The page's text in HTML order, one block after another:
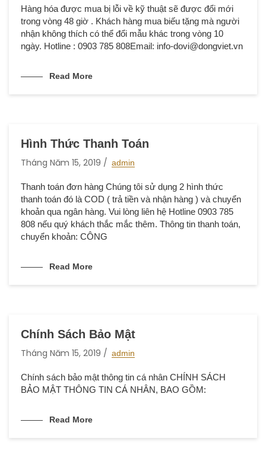
Hàng hóa được mua bị lỗi về kỹ thuật sẽ được đổi mới
trong vòng 48 giờ . Khách hàng mua biếu tặng mà người
nhận không thích có thể đổi mẫu khác trong vòng 10
ngày. Hotline : 0903 785 808Email: info-dovi@dongviet.vn
Read More
Hình Thức Thanh Toán
Tháng Năm 15, 2019 admin
Thanh toán đơn hàng Chúng tôi sử dụng 2 hình thức
thanh toán đó là COD ( trả tiền và nhận hàng ) và chuyển
khoản qua ngân hàng. Vui lòng liên hệ Hotline 0903 785
808 nếu quý khách thắc mắc thêm. Thông tin thanh toán,
chuyển khoản: CÔNG
Read More
Chính Sách Bảo Mật
Tháng Năm 15, 2019 admin
Chính sách bảo mật thông tin cá nhân CHÍNH SÁCH
BẢO MẬT THÔNG TIN CÁ NHÂN, BAO GỒM:
Read More